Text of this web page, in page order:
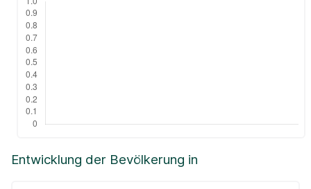
Entwicklung der Bevölkerung in